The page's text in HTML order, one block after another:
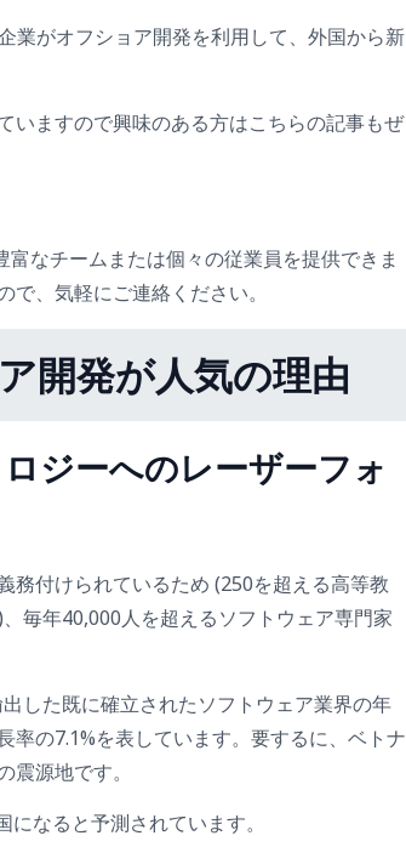
業がオフショア開発を利用して、外国から新
いますので興味のある方はこちらの記事もぜ
なチームまたは個々の従業員を提供できま
、気軽にご連絡ください。
開発が人気の理由
ジーへのレーザーフォ
務付けられているため (250を超える高等教
毎年40,000人を超えるソフトウェア専門家
した既に確立されたソフトウェア業界の年
率の7.1%を表しています。要するに、ベトナ
源地です。
なると予測されています。